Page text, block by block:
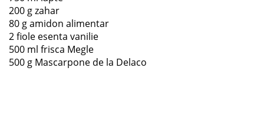
200 g zahar
80 g amidon alimentar
2 fiole esenta vanilie
500 ml frisca Megle
500 g Mascarpone de la Delaco